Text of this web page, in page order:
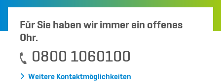
Für Sie haben wir immer ein offenes
Ohr.
0800 1060100
Weitere Kontaktmöglichkeiten